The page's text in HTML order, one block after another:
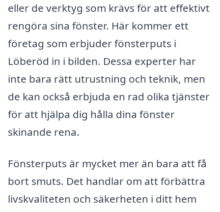
eller de verktyg som krävs för att effektivt
rengöra sina fönster. Här kommer ett
företag som erbjuder fönsterputs i
Löberöd in i bilden. Dessa experter har
inte bara rätt utrustning och teknik, men
de kan också erbjuda en rad olika tjänster
för att hjälpa dig hålla dina fönster
skinande rena.
Fönsterputs är mycket mer än bara att få
bort smuts. Det handlar om att förbättra
livskvaliteten och säkerheten i ditt hem